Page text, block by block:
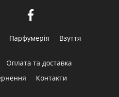
Парфумерія Взуття
Оплата та доставка
Контакти